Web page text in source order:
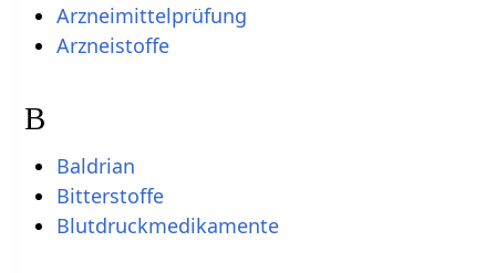
Arzneimittelprüfung
Arzneistoffe
B
Baldrian
Bitterstoffe
Blutdruckmedikamente